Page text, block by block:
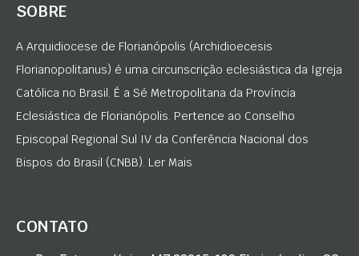
SOBRE
A Arquidiocese de Florianópolis (Archidioecesis
Florianopolitanus) é uma circunscrição eclesiástica da Igreja
Católica no Brasil. É a Sé Metropolitana da Província
Eclesiástica de Florianópolis. Pertence ao Conselho
Episcopal Regional Sul IV da Conferência Nacional dos
Bispos do Brasil (CNBB). Ler Mais
CONTATO